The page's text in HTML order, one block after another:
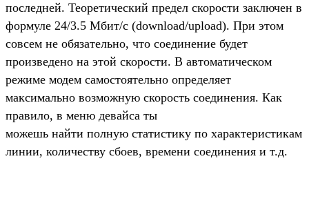
последней. Теоретический предел скорости заключен в
формуле 24/3.5 Мбит/с (download/upload). При этом
совсем не обязательно, что соединение будет
произведено на этой скорости. В автоматическом
режиме модем самостоятельно определяет
максимально возможную скорость соединения. Как
правило, в меню девайса ты
можешь найти полную статистику по характеристикам
линии, количеству сбоев, времени соединения и т.д.